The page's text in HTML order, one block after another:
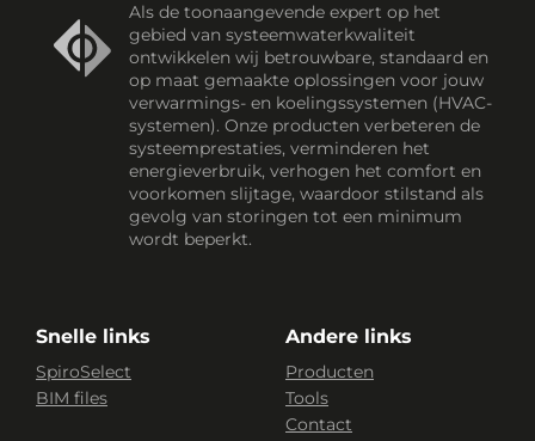
Als de toonaangevende expert op het
gebied van systeemwaterkwaliteit
ontwikkelen wij betrouwbare, standaard en
op maat gemaakte oplossingen voor jouw
verwarmings- en koelingssystemen (HVAC-
systemen). Onze producten verbeteren de
systeemprestaties, verminderen het
energieverbruik, verhogen het comfort en
voorkomen slijtage, waardoor stilstand als
gevolg van storingen tot een minimum
wordt beperkt.
Snelle links
SpiroSelect
BIM files
Andere links
Producten
Tools
Contact